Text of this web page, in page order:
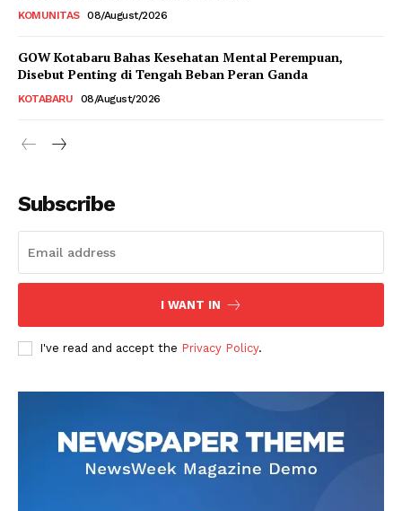
KOMUNITAS 08/August/2026
GOW Kotabaru Bahas Kesehatan Mental Perempuan,
Disebut Penting di Tengah Beban Peran Ganda
KOTABARU 08/August/2026
Subscribe
I WANT IN
I've read and accept the Privacy Policy.